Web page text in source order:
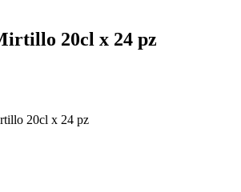
20cl x 24 pz
20cl x 24 pz